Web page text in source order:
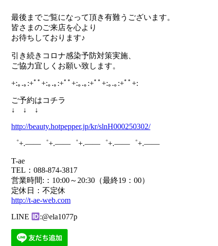
最後までご覧になって頂き有難うございます。
皆さまのご来店を心より
お待ちしております♪
引き続きコロナ感染予防対策実施、
ご協力宜しくお願い致します。
+:｡.｡:+ﾟﾟ+:｡.｡:+ﾟﾟ+:｡.｡:+ﾟﾟ+:｡.｡:+ﾟﾟ+:
ご予約はコチラ
↓ ↓ ↓
http://beauty.hotpepper.jp/kr/slnH000250302/
゜+.――゜+.――゜+.――゜+.――゜+.――
T-ae
TEL：088-874-3817
営業時間:：10:00～20:30（最終19：00）
定休日：不定休
http://t-ae-web.com
LINE :@ela1077p